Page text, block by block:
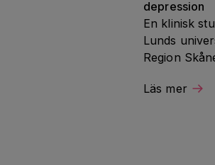
depression
En klinisk
Lunds
Region
pramipexol
Läs mer